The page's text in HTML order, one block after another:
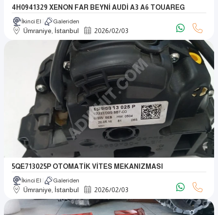
4H0941329 XENON FAR BEYNİ AUDİ A3 A6 TOUAREG
İkinci El Galeriden
Ümraniye, İstanbul 2026/02/03
5QE713025P OTOMATİK VİTES MEKANIZMASI
İkinci El Galeriden
Ümraniye, İstanbul 2026/02/03